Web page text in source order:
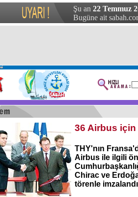
Şu an 22 Temmuz
Bugüne ait
36 Airbus için
THY'nın
Airbus ile ilgili
Chirac ve
törenle